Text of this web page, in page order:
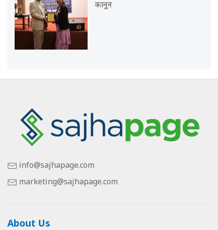
कानुन
info@sajhapage.com
marketing@sajhapage.com
About Us